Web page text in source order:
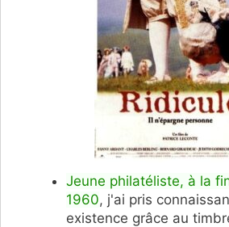
Jeune philatéliste, à la
1960, j'ai pris
existence grâce au